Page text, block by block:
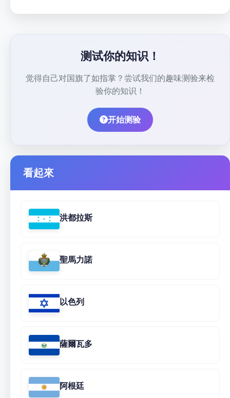
测试你的知识！
觉得自己对国旗了如指掌？尝试我们的趣味测验来检
验你的知识！
开始测验
看起來
洪都拉斯
聖馬力諾
以色列
薩爾瓦多
阿根廷